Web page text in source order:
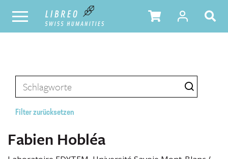
Filter zurücksetzen
Fabien Hobléa